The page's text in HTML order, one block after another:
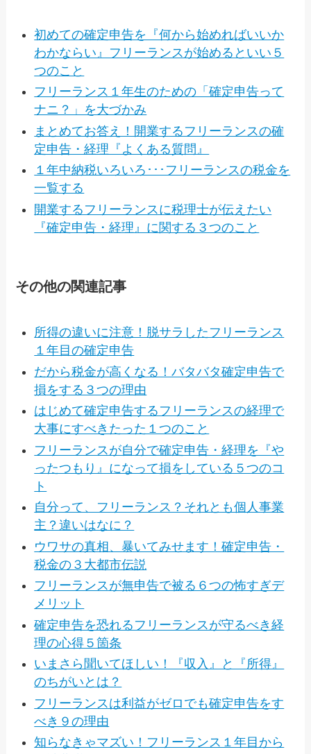
初めての確定申告を『何から始めればいいか
わかならい』フリーランスが始めるといい５
つのこと
フリーランス１年生のための「確定申告って
ナニ？」を大づかみ
まとめてお答え！開業するフリーランスの確
定申告・経理『よくある質問』
１年中納税いろいろ･･･フリーランスの税金を
一覧する
開業するフリーランスに税理士が伝えたい
『確定申告・経理』に関する３つのこと
その他の関連記事
所得の違いに注意！脱サラしたフリーランス
１年目の確定申告
だから税金が高くなる！バタバタ確定申告で
損をする３つの理由
はじめて確定申告するフリーランスの経理で
大事にすべきたった１つのこと
フリーランスが自分で確定申告・経理を『や
ったつもり』になって損をしている５つのコ
ト
自分って、フリーランス？それとも個人事業
主？違いはなに？
ウワサの真相、暴いてみせます！確定申告・
税金の３大都市伝説
フリーランスが無申告で被る６つの怖すぎデ
メリット
確定申告を恐れるフリーランスが守るべき経
理の心得５箇条
いまさら聞いてほしい！『収入』と『所得』
のちがいとは？
フリーランスは利益がゼロでも確定申告をす
べき９の理由
知らなきゃマズい！フリーランス１年目から